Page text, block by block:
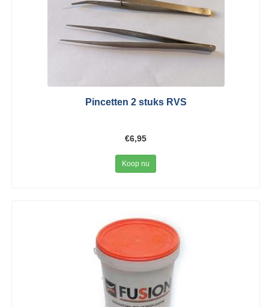
Pincetten 2 stuks RVS
€6,95
Koop nu